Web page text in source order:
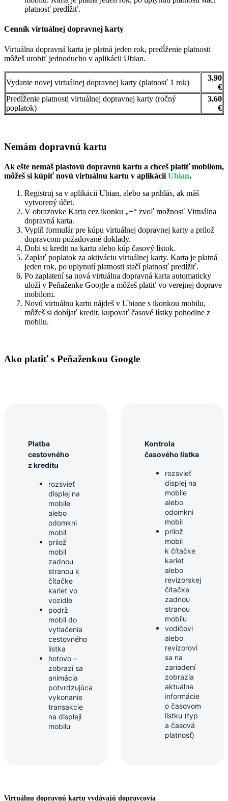
platnosť predĺžiť.
Cenník virtuálnej dopravnej karty
Virtuálna dopravná karta je platná jeden rok, predĺženie platnosti
môžeš urobiť jednoducho v aplikácii Ubian.
Vydanie novej virtuálnej dopravnej karty (platnosť 1 rok)
3,90
€
Predĺženie platnosti virtuálnej dopravnej karty (ročný
poplatok)
3,60
€
Nemám dopravnú kartu
Ak ešte nemáš plastovú dopravnú kartu a chceš platiť mobilom,
môžeš si kúpiť novú virtuálnu kartu v aplikácii Ubian.
Registruj sa v aplikácii Ubian, alebo sa prihlás, ak máš
vytvorený účet.
V obrazovke Karta cez ikonku „+“ zvoľ možnosť Virtuálna
dopravná karta.
Vyplň formulár pre kúpu virtuálnej dopravnej karty a prilož
dopravcom požadované doklady.
Dobi si kredit na kartu alebo kúp časový lístok.
Zaplať poplatok za aktiváciu virtuálnej karty. Karta je platná
jeden rok, po uplynutí platnosti stačí platnosť predĺžiť.
Po zaplatení sa nová virtuálna dopravná karta automaticky
uloží v Peňaženke Google a môžeš platiť vo verejnej doprave
mobilom.
Novú virtuálnu kartu nájdeš v Ubiane s ikonkou mobilu,
môžeš si dobíjať kredit, kupovať časové lístky pohodlne z
mobilu.
Ako platiť s Peňaženkou Google
Platba
cestovného
z kreditu
rozsvieť
displej na
mobile
alebo
odomkni
mobil
prilož
mobil
zadnou
stranou k
čítačke
kariet vo
vozidle
podrž
mobil do
vytlačenia
cestovného
lístka
hotovo –
zobrazí sa
animácia
potvrdzujúca
vykonanie
transakcie
na displeji
mobilu
Kontrola
časového lístka
rozsvieť
displej na
mobile
alebo
odomkni
mobil
prilož
mobil
k čítačke
kariet
alebo
revízorskej
čítačke
zadnou
stranou
mobilu
vodičovi
alebo
revízorovi
sa na
zariadení
zobrazia
aktuálne
informácie
o časovom
lístku (typ
a časová
platnosť)
Virtuálnu dopravnú kartu vydávajú dopravcovia